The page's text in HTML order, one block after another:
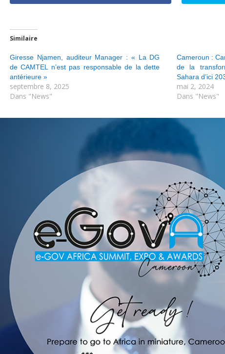
Similaire
Giresse Njamen, auditeur Manager : « La DG
de CAMTEL n’est pas responsable de la dette
antérieure »
septembre 8, 2025
Dans "News"
Cameroun :
de la
Sahara d’ici
mai 2, 2024
Dans "News"